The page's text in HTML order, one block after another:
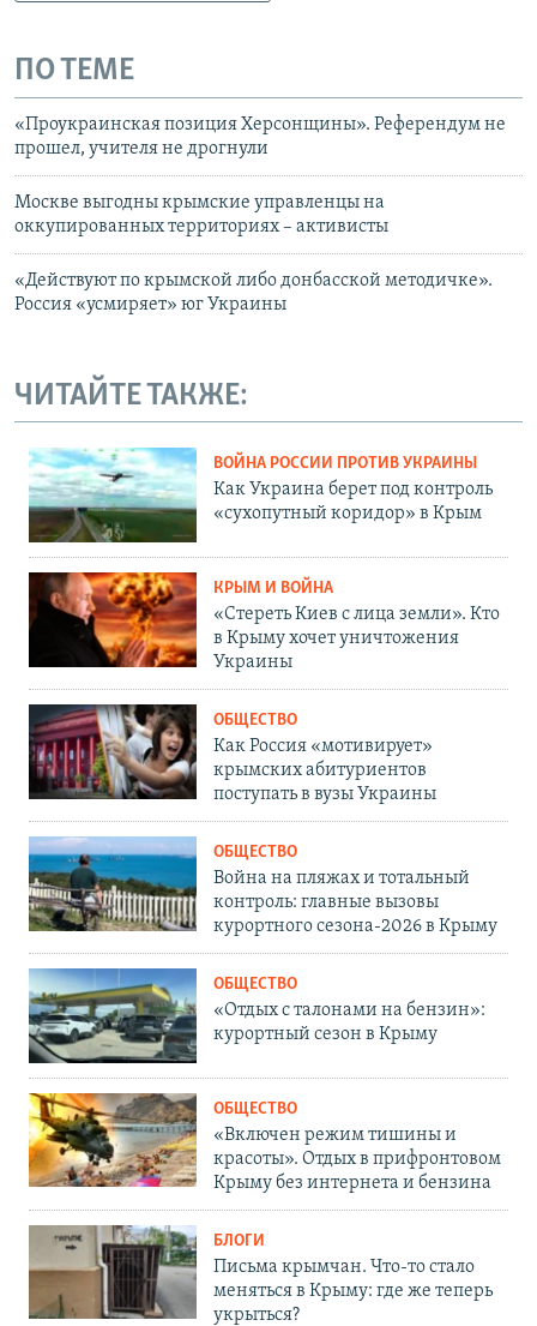
ПО ТЕМЕ
«Проукраинская позиция Херсонщины». Референдум не
прошел, учителя не дрогнули
Москве выгодны крымские управленцы­ на
оккупированных территориях – активисты
«Действуют по крымской либо донбасской методичке».
Россия «усмиряет» юг Украины
ЧИТАЙТЕ ТАКЖЕ:
ВОЙНА РОССИИ ПРОТИВ УКРАИНЫ
Как Украина берет под контроль
«сухопутный коридор» в Крым
КРЫМ И ВОЙНА
«Стереть Киев с лица земли». Кто
в Крыму хочет уничтожения
Украины
ОБЩЕСТВО
Как Россия «мотивирует»
крымских абитуриентов
поступать в вузы Украины
ОБЩЕСТВО
Война на пляжах и тотальный
контроль: главные вызовы
курортного сезона-2026 в Крыму
ОБЩЕСТВО
«Отдых с талонами на бензин»:
курортный сезон в Крыму
ОБЩЕСТВО
«Включен режим тишины и
красоты». Отдых в прифронтовом
Крыму без интернета и бензина
БЛОГИ
Письма крымчан. Что-то стало
меняться в Крыму: где же теперь
укрыться?